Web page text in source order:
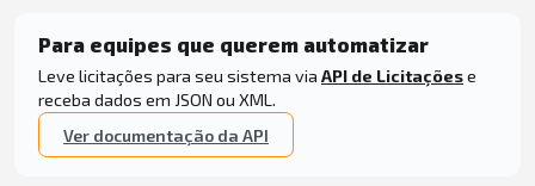
Para equipes que querem automatizar
Leve licitações para seu sistema via API de Licitaçõese
receba dados em JSON ou XML.
Ver documentação da API